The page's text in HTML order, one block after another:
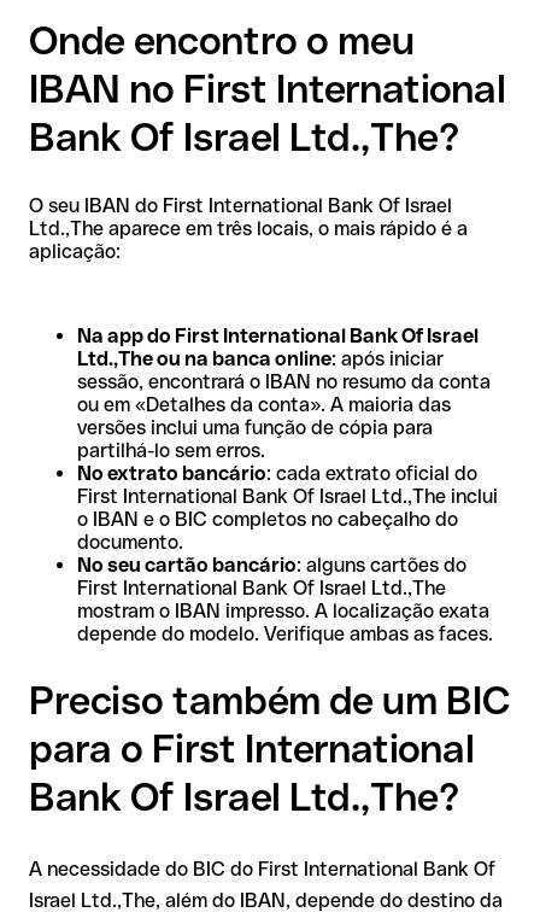
Onde encontro o meu
IBAN no First International
Bank Of Israel Ltd.,The?
O seu IBAN do First International Bank Of Israel
Ltd.,The aparece em três locais, o mais rápido é a
aplicação:
Na app do First International Bank Of Israel
Ltd.,The ou na banca online: após iniciar
sessão, encontrará o IBAN no resumo da conta
ou em «Detalhes da conta». A maioria das
versões inclui uma função de cópia para
partilhá-lo sem erros.
No extrato bancário: cada extrato oficial do
First International Bank Of Israel Ltd.,The inclui
o IBAN e o BIC completos no cabeçalho do
documento.
No seu cartão bancário: alguns cartões do
First International Bank Of Israel Ltd.,The
mostram o IBAN impresso. A localização exata
depende do modelo. Verifique ambas as faces.
Preciso também de um BIC
para o First International
Bank Of Israel Ltd.,The?
A necessidade do BIC do First International Bank Of
Israel Ltd.,The, além do IBAN, depende do destino da